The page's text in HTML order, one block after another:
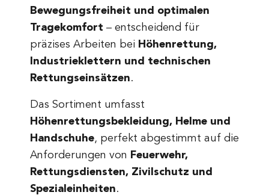
Bewegungsfreiheit und optimalen
Tragekomfort – entscheidend für
präzises Arbeiten bei Höhenrettung,
Industrieklettern und technischen
Rettungseinsätzen.
Das Sortiment umfasst
Höhenrettungsbekleidung, Helme und
Handschuhe, perfekt abgestimmt auf die
Anforderungen von Feuerwehr,
Rettungsdiensten, Zivilschutz und
Spezialeinheiten.